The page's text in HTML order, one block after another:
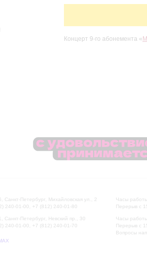
Концерт 9-го абонемента «
Санкт-Петербург, Михайловская ул., 2
240-01-00, +7 (812) 240-01-80
Санкт-Петербург, Невский пр., 30
240-01-00, +7 (812) 240-01-70
Часы
Перерыв с
Часы
Перерыв с
Вопросы